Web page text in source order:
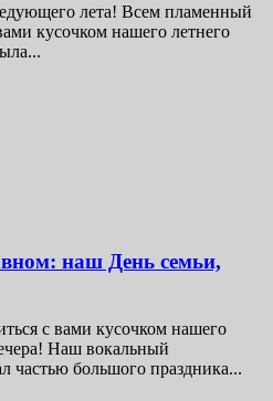
лета! Всем пламенный
кусочком нашего летнего
наш День семьи,
с вами кусочком нашего
Наш вокальный
частью большого праздника...